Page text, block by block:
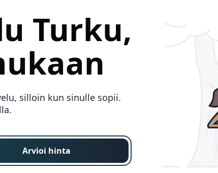
Turku,
silloin kun sinulle sopii.
Arvioi hinta